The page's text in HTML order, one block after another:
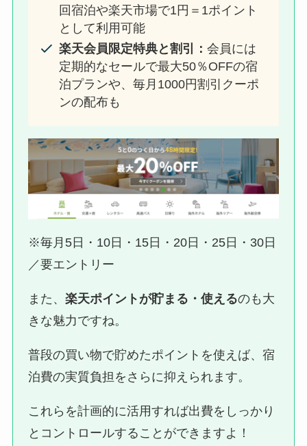
回宿泊や楽天市場で1円＝1ポイント
として利用可能
楽天会員限定特典と割引：会員には
定期的なセールで最大50％OFFの宿
泊プランや、毎月1000円割引クーポ
ンの配布も
※毎月5日・10日・15日・20日・25日・30日
／要エントリー
また、楽天ポイントが貯まる・使えるのも大
きな魅力ですね。
普段の買い物で貯めたポイントを使えば、宿
泊費の実質負担をさらに抑えられます。
これらを計画的に活用すれば出費をしっかり
とコントロールすることができますよ！